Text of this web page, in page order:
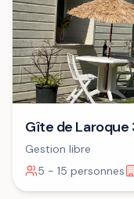
Gîte de
Gestion libre
5 - 15 personnes